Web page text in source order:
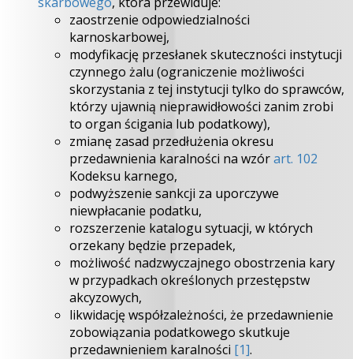
zaostrzenie odpowiedzialności
karnoskarbowej,
modyfikację przesłanek skuteczności instytucji
czynnego żalu (ograniczenie możliwości
skorzystania z tej instytucji tylko do sprawców,
którzy ujawnią nieprawidłowości zanim zrobi
to organ ścigania lub podatkowy),
zmianę zasad przedłużenia okresu
przedawnienia karalności na wzórart. 102
Kodeksu karnego,
podwyższenie sankcji za uporczywe
niewpłacanie podatku,
rozszerzenie katalogu sytuacji, w których
orzekany będzie przepadek,
możliwość nadzwyczajnego obostrzenia kary
w przypadkach określonych przestępstw
akcyzowych,
likwidację współzależności, że przedawnienie
zobowiązania podatkowego skutkuje
przedawnieniem karalności [1].